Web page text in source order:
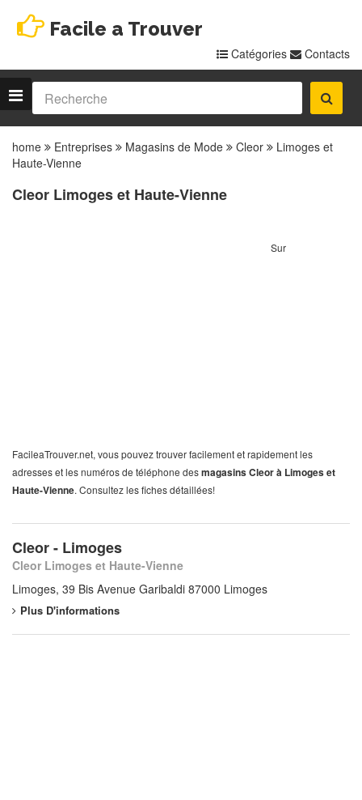
Facile a Trouver
Catégories Contacts
home Entreprises Magasins de Mode Cleor
Limoges et
Haute-Vienne
Cleor Limoges et Haute-Vienne
Sur
FacileaTrouver.net, vous pouvez trouver facilement et rapidement les
adresses et les numéros de téléphone desmagasins Cleor à Limoges et
Haute-Vienne. Consultez les fiches détaillées!
Cleor - Limoges
Cleor Limoges et Haute-Vienne
Limoges, 39 Bis Avenue Garibaldi 87000 Limoges
Plus D'informations